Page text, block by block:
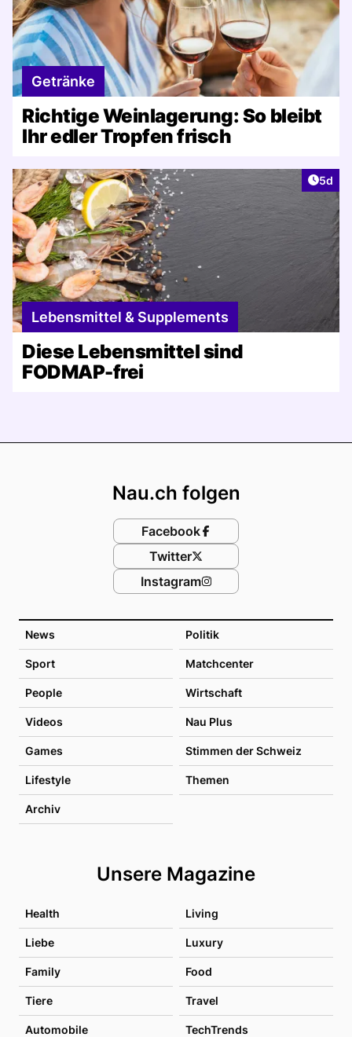
Getränke
Richtige Weinlagerung: So bleibt
Ihr edler Tropfen frisch
5d
Lebensmittel & Supplements
Diese Lebensmittel sind
FODMAP-frei
News Politik
Sport Matchcenter
People Wirtschaft
Videos Nau Plus
Games Stimmen der Schweiz
Lifestyle Themen
Archiv
Unsere Magazine
Health Living
Liebe Luxury
Family Food
Tiere Travel
Automobile TechTrends
Nau.ch folgen
Facebook
Twitter
Instagram